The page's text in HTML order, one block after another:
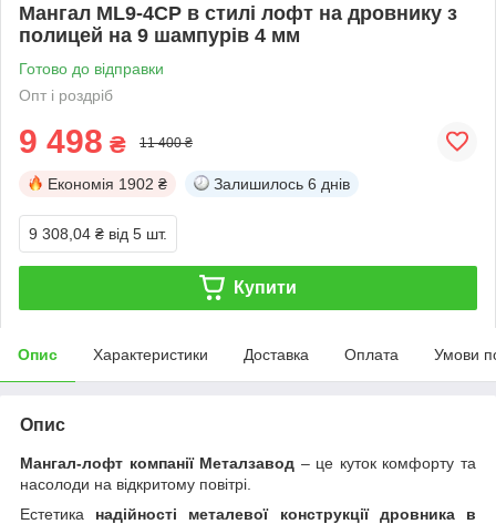
Мангал ML9-4СP в стилі лофт на дровнику з
полицей на 9 шампурів 4 мм
Готово до відправки
Опт і роздріб
9 498 ₴ 11 400 ₴
Економія 1902 ₴ Залишилось 6 днів
9 308,04 ₴ від 5 шт.
Купити
Опис Характеристики Доставка Оплата Умови
Опис
Мангал-лофт компанії Металзавод – це куток комфорту та
насолоди на відкритому повітрі.
Естетика надійності металевої конструкції дровника в